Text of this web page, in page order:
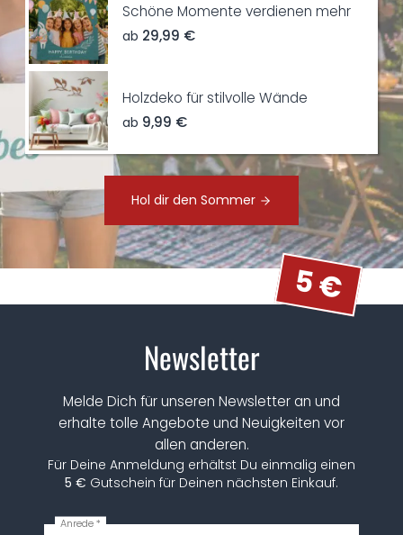
Schöne Momente verdienen mehr
ab 29,99 €
Holzdeko für stilvolle Wände
ab 9,99 €
Hol dir den Sommer
5 €
Newsletter
Melde Dich für unseren Newsletter an und
erhalte tolle Angebote und Neuigkeiten vor
allen anderen.
Für Deine Anmeldung erhältst Du einmalig einen
5 € Gutschein für Deinen nächsten Einkauf.
Anrede *